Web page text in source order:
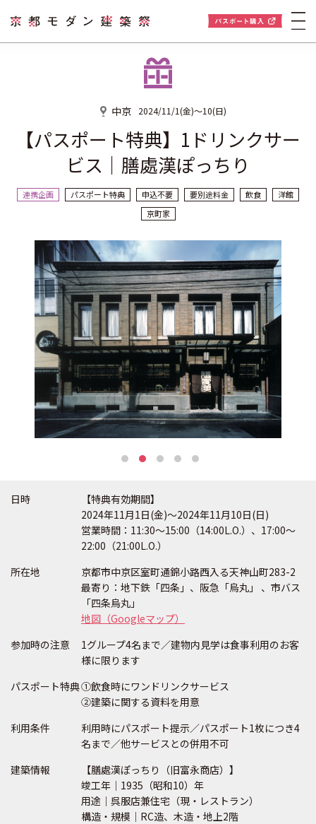
中京 2024/11/1(金)〜10(日)
【パスポート特典】1ドリンクサー
ビス｜膳處漢ぽっちり
連携企画 パスポート特典 申込不要 要別途料金 飲食
洋館
京町家
日時
【特典有効期間】
2024年11月1日(金)〜2024年11月10日(日)
営業時間：11:30〜15:00（14:00L.O.）、17:00〜
22:00（21:00L.O.）
所在地
京都市中京区室町通錦小路西入る天神山町283-2
最寄り：地下鉄「四条」、阪急「烏丸」 、市バス
「四条烏丸」
地図（Googleマップ）
参加時の注意
1グループ4名まで／建物内見学は食事利用のお客
様に限ります
パスポート特典①飲食時にワンドリンクサービス
②建築に関する資料を用意
利用条件
利用時にパスポート提示／パスポート1枚につき4
名まで／他サービスとの併用不可
建築情報
【膳處漢ぽっちり（旧富永商店）】
竣工年｜1935（昭和10）年
用途｜呉服店兼住宅（現・レストラン）
構造・規模｜RC造、木造・地上2階